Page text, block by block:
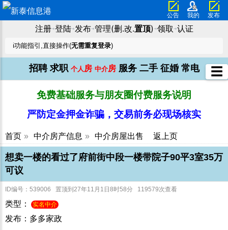
公告 我的 发布
注册➜登陆➜发布➜管理(删.改.置顶) ➜领取 ➜认证
ℹ️功能指引,直接操作(无需重复登录)
招聘 求职 个人 房 中介房 服务 二手 征婚 常电
免费基础服务与朋友圈付费服务说明
严防定金押金诈骗，交易前务必现场核实
首页 » 中介房产信息 » 中介房屋出售 返上页
想卖一楼的看过了府前街中段一楼带院子90平3室35万
可议
ID编号：539006 置顶到27年11月1日8时58分 119579次查看
类型： 实名中介
发布：多多家政
☰